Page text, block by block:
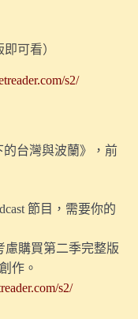
明出來的？
史學的解釋
世紀的聽覺世
求安靜？談談靜
史上第一次失
可看）
s2/
台灣與波蘭》，前
節目，需要你的
慮購買第二季完整版
作。
s2/